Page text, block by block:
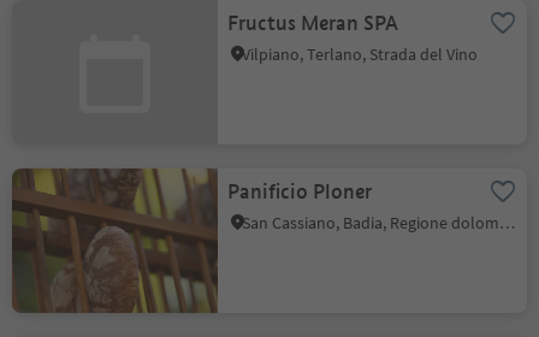
Fructus Meran SPA
Vilpiano, Terlano, Strada del Vino
Panificio Ploner
San Cassiano, Badia, Regione dolomitica Alta Badia